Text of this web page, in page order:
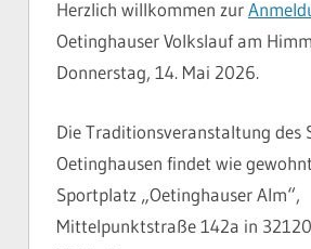
Herzlich willkommen zur
Oetinghauser Volkslauf am
Donnerstag, 14. Mai 2026.
Die Traditionsveranstaltung des
Oetinghausen findet wie
Sportplatz „Oetinghauser Alm“,
Mittelpunktstraße 142a in 32120